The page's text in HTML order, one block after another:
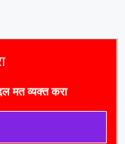
मत व्यक्त करा